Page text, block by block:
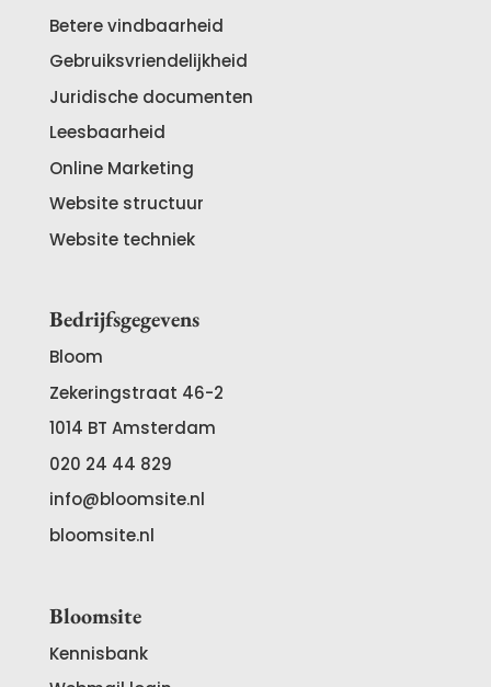
Betere vindbaarheid
Gebruiksvriendelijkheid
Juridische documenten
Leesbaarheid
Online Marketing
Website structuur
Website techniek
Bedrijfsgegevens
Bloom
Zekeringstraat 46-2
1014 BT Amsterdam
020 24 44 829
info@bloomsite.nl
bloomsite.nl
Bloomsite
Kennisbank